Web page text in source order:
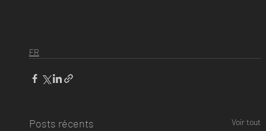
FR
Posts récents Voir tout